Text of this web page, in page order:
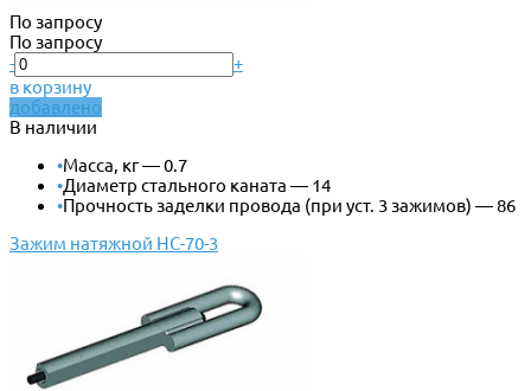
По запросу
По запросу
-
+
в корзину
добавлено
В наличии
•Масса, кг — 0.7
•Диаметр стального каната — 14
•Прочность заделки провода (при уст. 3 зажимов) — 86
Зажим натяжной НС-70-3